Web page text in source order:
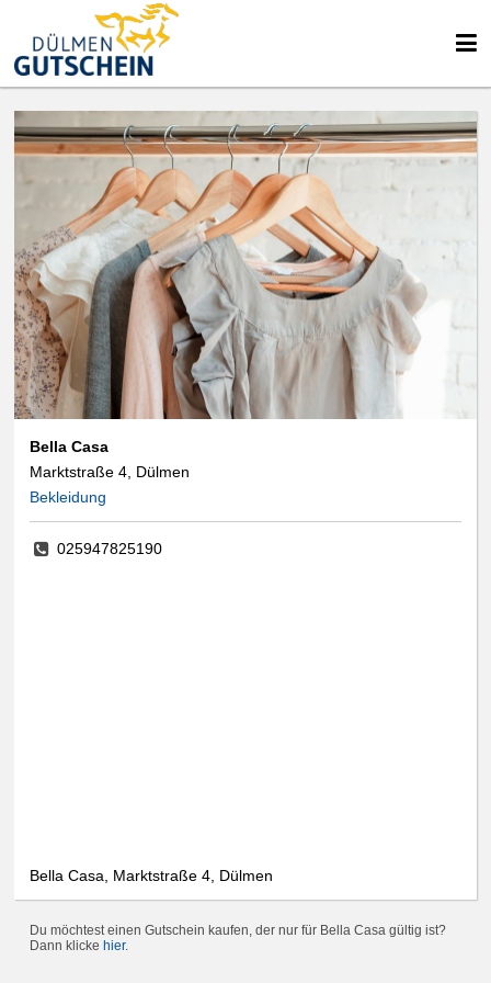
Bella Casa
Marktstraße 4, Dülmen
Bekleidung
025947825190
Bella Casa, Marktstraße 4, Dülmen
Du möchtest einen Gutschein kaufen, der nur für Bella Casa gültig ist?
Dann klicke hier.